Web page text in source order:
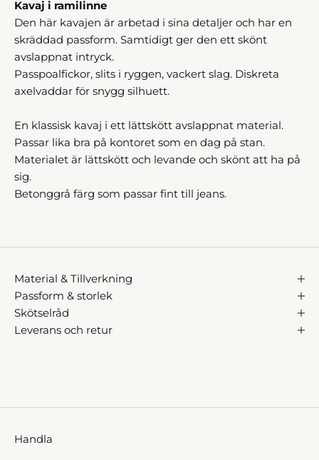
Kavaj i ramilinne
Den här kavajen är arbetad i sina detaljer och har en
skräddad passform. Samtidigt ger den ett skönt
avslappnat intryck.
Passpoalfickor, slits i ryggen, vackert slag. Diskreta
axelvaddar för snygg silhuett.
En klassisk kavaj i ett lättskött avslappnat material.
Passar lika bra på kontoret som en dag på stan.
Materialet är lättskött och levande och skönt att ha på
sig.
Betonggrå färg som passar fint till jeans.
Material & Tillverkning
Passform & storlek
Skötselråd
Leverans och retur
Handla